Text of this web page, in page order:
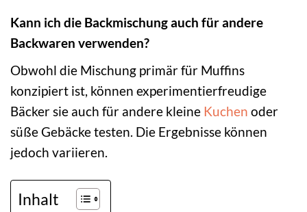
Kann ich die Backmischung auch für andere
Backwaren verwenden?
Obwohl die Mischung primär für Muffins
konzipiert ist, können experimentierfreudige
Bäcker sie auch für andere kleine Kuchen oder
süße Gebäcke testen. Die Ergebnisse können
jedoch variieren.
Inhalt